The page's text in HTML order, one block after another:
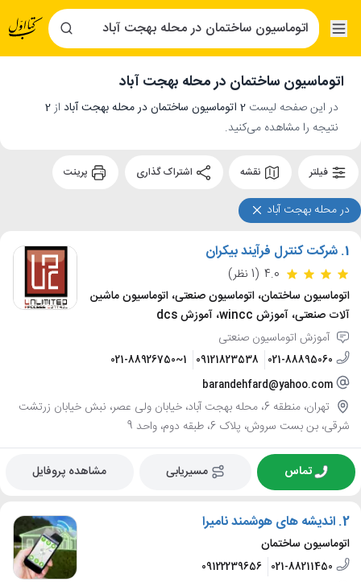
اتوماسیون ساختمان در محله بهجت آباد
در این صفحه لیست 2 اتوماسیون ساختمان در محله بهجت آباد از2
نتیجه را مشاهده می‌کنید.
فیلتر نقشه
در محله بهجت آباد
1. شرکت کنترل فرآیند بیکران
4.0 (1 نظر)
اتوماسیون ساختمان، اتوماسیون صنعتی، اتوماسیون ماشین
آلات صنعتی، آموزش wincc، آموزش dcs
آموزش اتوماسیون صنعتی
021-88895060
09121823538
021-88926750~1
barandehfard@yahoo.com
تهران، منطقه 6، محله بهجت آباد، خیابان ولی عصر، نبش خیابان زرتشت
شرقی، بن بست سروش، پلاک 6، طبقه دوم، واحد 9
تماس مسیریابی مشاهده پروفایل
2. اندیشه های هوشمند نامیرا
اتوماسیون ساختمان
021-88211450
09122239656